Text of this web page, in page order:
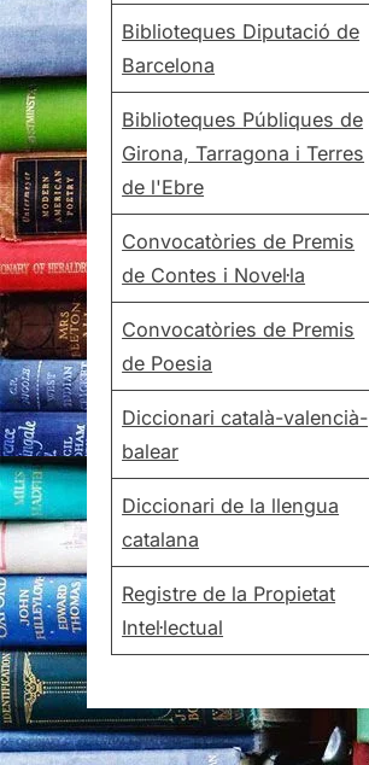
Biblioteques Diputació de
Barcelona
Biblioteques Públiques de
Girona, Tarragona i Terres
de l'Ebre
Convocatòries de Premis
de Contes i Novel·la
Convocatòries de Premis
de Poesia
Diccionari català-valencià-
balear
Diccionari de la llengua
catalana
Registre de la Propietat
Intel·lectual